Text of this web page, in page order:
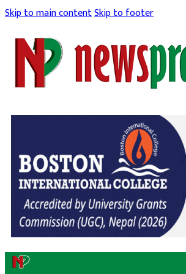
Skip to main contentSkip to footer